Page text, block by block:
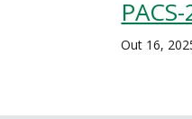
Out 16,